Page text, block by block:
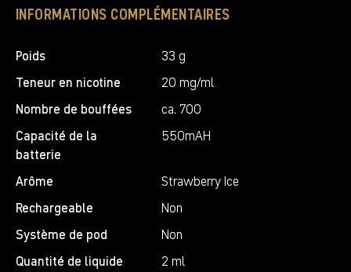
INFORMATIONS COMPLÉMENTAIRES
Poids
33 g
Teneur en nicotine
20 mg/ml
Nombre de bouffées
ca. 700
Capacité de la
batterie
550mAH
Arôme
Strawberry Ice
Rechargeable
Non
Système de pod
Non
Quantité de liquide
2 ml